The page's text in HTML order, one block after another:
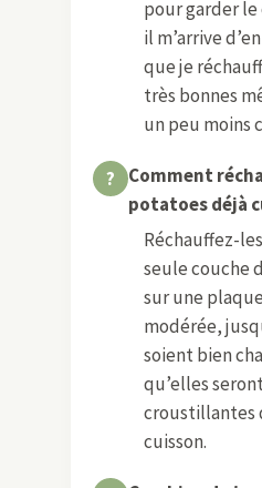
pour garder
il m’arrive
que je
très bonnes
un peu moins
Comment
potatoes déjà
Réchauffez-
seule couche
sur une
modérée,
soient bien
qu’elles
croustillantes
cuisson.